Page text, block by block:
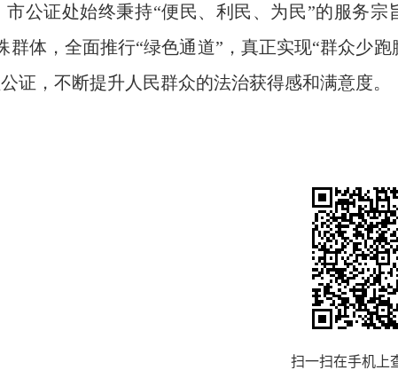
市公证处始终秉持“便民、利民、为民”的服务
群体，全面推行“绿色通道”，真正实现“群众少
证，不断提升人民群众的法治获得感和满意度。
扫一扫在手机上